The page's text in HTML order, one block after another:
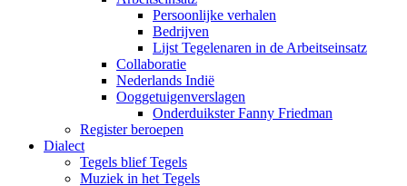
Persoonlijke verhalen
Bedrijven
Lijst Tegelenaren in de Arbeitseinsatz
Collaboratie
Nederlands Indië
Ooggetuigenverslagen
Onderduikster Fanny Friedman
Register beroepen
Dialect
Tegels blief Tegels
Muziek in het Tegels